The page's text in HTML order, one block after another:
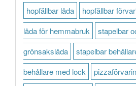
hopfällbar låda
hopfällbar
låda för hemmabruk
stapelbar
grönsakslåda
stapelbar
behållare med lock